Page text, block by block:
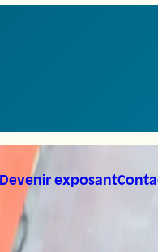
Devenir exposant